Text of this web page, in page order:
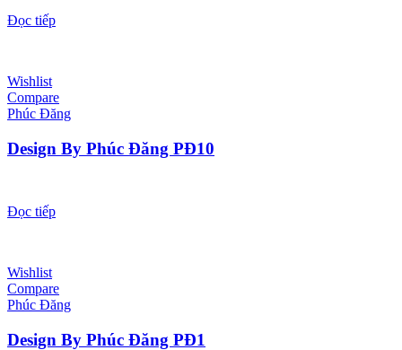
Đọc tiếp
Wishlist
Compare
Phúc Đăng
Design By Phúc Đăng PĐ10
Đọc tiếp
Wishlist
Compare
Phúc Đăng
Design By Phúc Đăng PĐ1